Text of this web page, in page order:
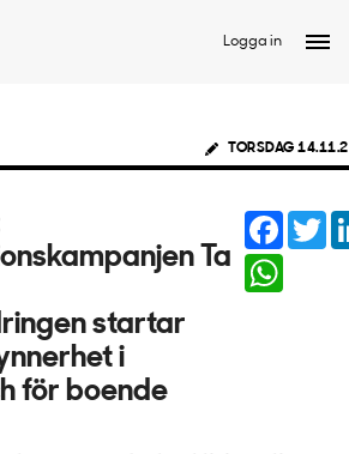
Logga in
TORSDAG
Ta
startar
i
för boende